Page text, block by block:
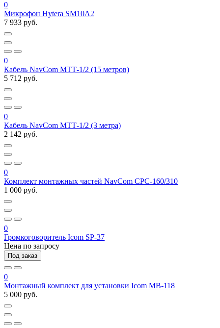
0
Микрофон Hytera SM10A2
7 933 руб.
0
Кабель NavCom МТТ-1/2 (15 метров)
5 712 руб.
0
Кабель NavCom МТТ-1/2 (3 метра)
2 142 руб.
0
Комплект монтажных частей NavCom СРС-160/310
1 000 руб.
0
Громкоговоритель Icom SP-37
Цена по запросу
Под заказ
0
Монтажный комплект для установки Icom MB-118
5 000 руб.